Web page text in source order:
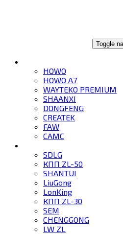
Toggle
HOWO
HOWO A7
WAYTEKO PREMIUM
SHAANXI
DONGFENG
CREATEK
FAW
CAMC
SDLG
КПП ZL-50
SHANTUI
LiuGong
LonKing
КПП ZL-30
SEM
CHENGGONG
LW ZL